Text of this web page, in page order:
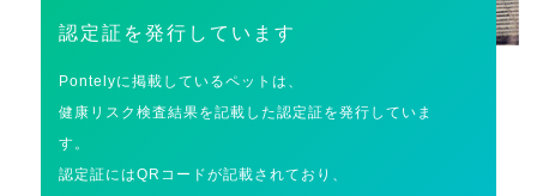
認定証を発行しています
Pontelyに掲載しているペットは、
健康リスク検査結果を記載した認定証を発行していま
す。
認定証にはQRコードが記載されており、